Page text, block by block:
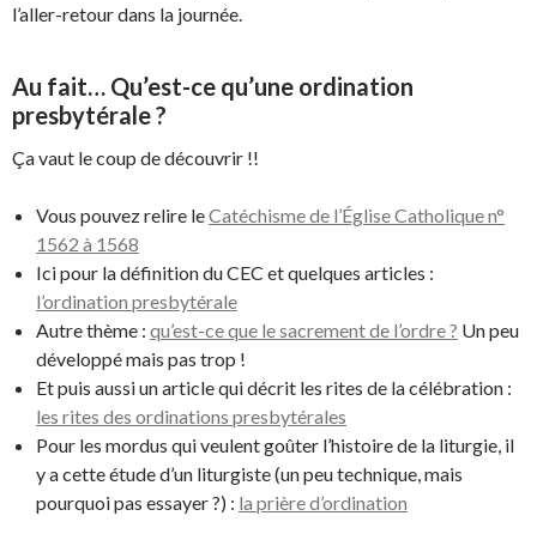
l’aller-retour dans la journée.
Au fait… Qu’est-ce qu’une ordination
presbytérale ?
Ça vaut le coup de découvrir !!
Vous pouvez relire leCatéchisme de l’Église Catholique n°
1562 à 1568
Ici pour la définition du CEC et quelques articles :
l’ordination presbytérale
Autre thème : qu’est-ce que le sacrement de l’ordre ? Un peu
développé mais pas trop !
Et puis aussi un article qui décrit les rites de la célébration :
les rites des ordinations presbytérales
Pour les mordus qui veulent goûter l’histoire de la liturgie, il
y a cette étude d’un liturgiste (un peu technique, mais
pourquoi pas essayer ?) : la prière d’ordination